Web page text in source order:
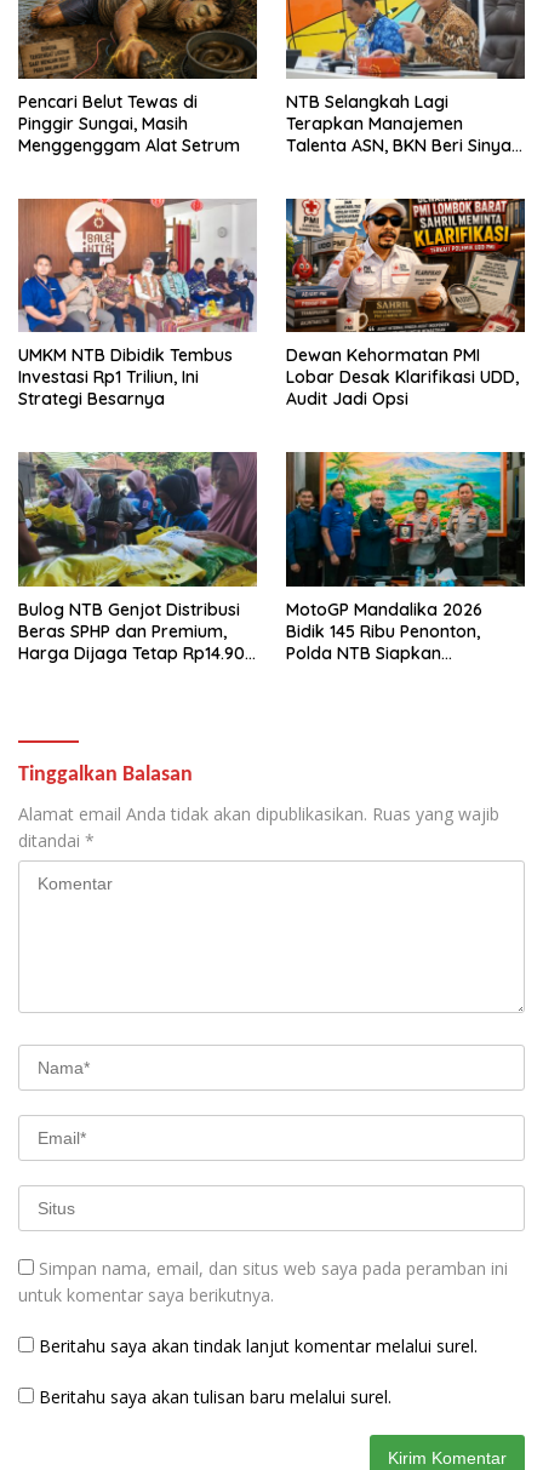
Pencari Belut Tewas di
Pinggir Sungai, Masih
Menggenggam Alat Setrum
NTB Selangkah Lagi
Terapkan Manajemen
Talenta ASN, BKN Beri Sinyal
UMKM NTB Dibidik Tembus
Investasi Rp1 Triliun, Ini
Strategi Besarnya
Dewan Kehormatan PMI
Lobar Desak Klarifikasi UDD,
Audit Jadi Opsi
Bulog NTB Genjot Distribusi
Beras SPHP dan Premium,
Harga Dijaga Tetap Rp14.900
MotoGP Mandalika 2026
Bidik 145 Ribu Penonton,
Polda NTB Siapkan
Tinggalkan Balasan
Alamat email Anda tidak akan dipublikasikan. Ruas yang wajib
ditandai *
Simpan nama, email, dan situs web saya pada peramban ini
untuk komentar saya berikutnya.
Beritahu saya akan tindak lanjut komentar melalui surel.
Beritahu saya akan tulisan baru melalui surel.